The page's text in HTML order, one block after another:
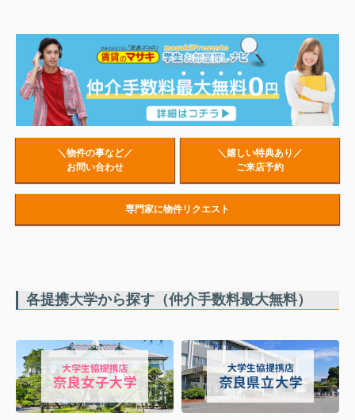
＼物件の事など／
お問い合わせ
＼嬉しい特典あり／
ご来店予約
専門家に物件リクエスト
各提携大学から探す（仲介手数料最大無料）